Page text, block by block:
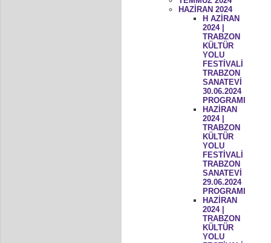
HAZİRAN 2024
H AZİRAN
2024 |
TRABZON
KÜLTÜR
YOLU
FESTİVALİ
TRABZON
SANATEVİ
30.06.2024
PROGRAMI
HAZİRAN
2024 |
TRABZON
KÜLTÜR
YOLU
FESTİVALİ
TRABZON
SANATEVİ
29.06.2024
PROGRAMI
HAZİRAN
2024 |
TRABZON
KÜLTÜR
YOLU